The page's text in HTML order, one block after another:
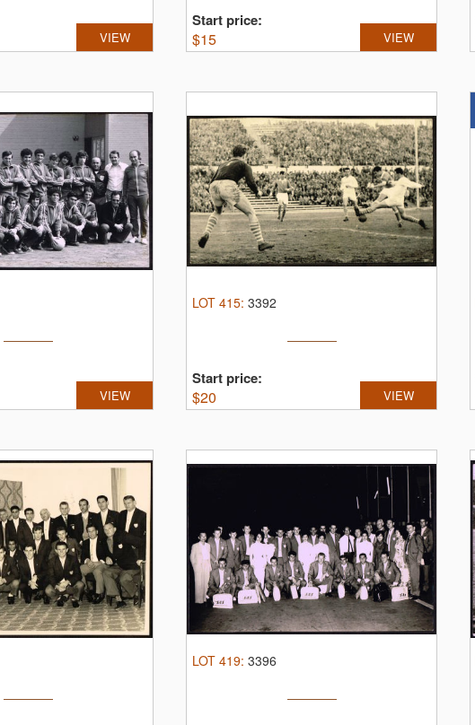
VIEW
Start price:
$15 VIEW
VIEW
LOT 415: 3392
Start price:
$20 VIEW
LOT 419: 3396